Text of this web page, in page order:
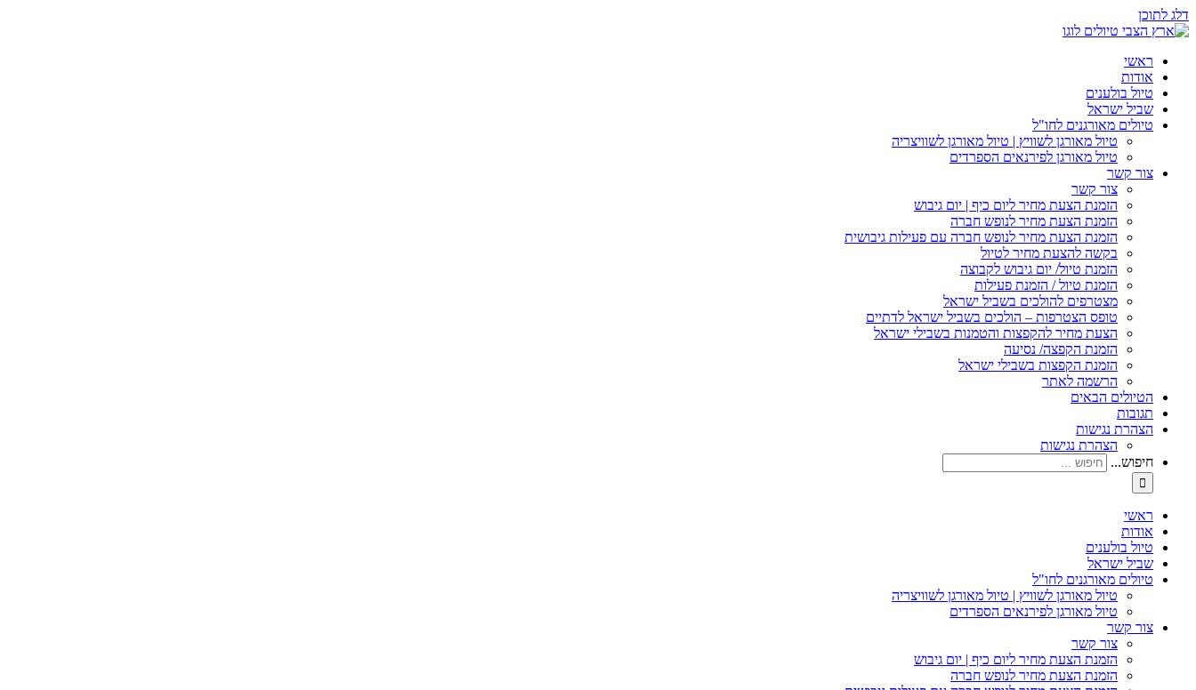
דלג לתוכן
ראשי
אודות
טיול בולענים
שביל ישראל
טיולים מאורגנים לחו"ל
טיול מאורגן לשוויץ | טיול מאורגן לשוויצריה
טיול מאורגן לפירנאים הספרדים
צור קשר
צור קשר
הזמנת הצעת מחיר ליום כיף | יום גיבוש
הזמנת הצעת מחיר לנופש חברה
הזמנת הצעת מחיר לנופש חברה עם פעילות גיבושית
בקשה להצעת מחיר לטיול
הזמנת טיול/ יום גיבוש לקבוצה
הזמנת טיול / הזמנת פעילות
מצטרפים להולכים בשביל ישראל
טופס הצטרפות – הולכים בשביל ישראל לדתיים
הצעת מחיר להקפצות והטמנות בשבילי ישראל
הזמנת הקפצה/ נסיעה
הזמנת הקפצות בשבילי ישראל
הרשמה לאתר
הטיולים הבאים
תגובות
הצהרת נגישות
הצהרת נגישות
חיפוש...
ראשי
אודות
טיול בולענים
שביל ישראל
טיולים מאורגנים לחו"ל
טיול מאורגן לשוויץ | טיול מאורגן לשוויצריה
טיול מאורגן לפירנאים הספרדים
צור קשר
צור קשר
הזמנת הצעת מחיר ליום כיף | יום גיבוש
הזמנת הצעת מחיר לנופש חברה